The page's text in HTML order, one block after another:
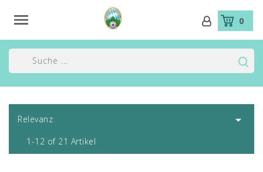
 0
Relevanz 
1-12 of 21 Artikel